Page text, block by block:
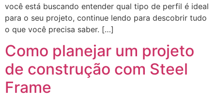
você está buscando entender qual tipo de perfil é ideal
para o seu projeto, continue lendo para descobrir tudo
o que você precisa saber. […]
Como planejar um projeto
de construção com Steel
Frame